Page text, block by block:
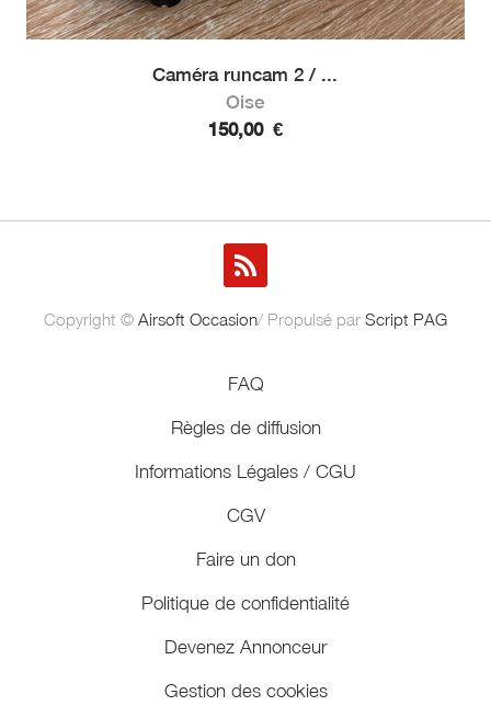
Caméra runcam 2 / ...
Oise
150,00 €
Copyright © Airsoft Occasion/ Propulsé par Script PAG
FAQ
Règles de diffusion
Informations Légales / CGU
CGV
Faire un don
Politique de confidentialité
Devenez Annonceur
Gestion des cookies